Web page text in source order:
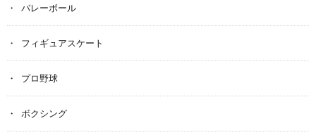
バレーボール
フィギュアスケート
プロ野球
ボクシング